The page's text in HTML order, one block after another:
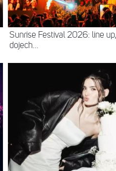
Sunrise Festival 2026: line
dojech...